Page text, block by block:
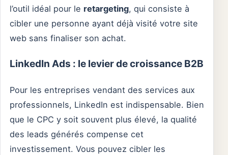
l’outil idéal pour le retargeting, qui consiste à
cibler une personne ayant déjà visité votre site
web sans finaliser son achat.
LinkedIn Ads : le levier de croissance B2B
Pour les entreprises vendant des services aux
professionnels, LinkedIn est indispensable. Bien
que le CPC y soit souvent plus élevé, la qualité
des leads générés compense cet
investissement. Vous pouvez cibler les